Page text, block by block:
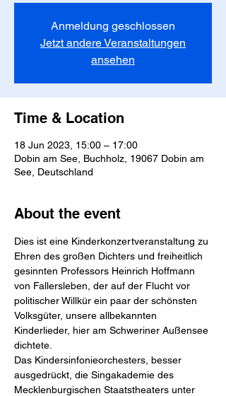
Anmeldung geschlossen
Jetzt andere Veranstaltungen
ansehen
Time & Location
18 Jun 2023, 15:00 – 17:00
Dobin am See, Buchholz, 19067 Dobin am
See, Deutschland
About the event
Dies ist eine Kinderkonzertveranstaltung zu
Ehren des großen Dichters und freiheitlich
gesinnten Professors Heinrich Hoffmann
von Fallersleben, der auf der Flucht vor
politischer Willkür ein paar der schönsten
Volksgüter, unsere allbekannten
Kinderlieder, hier am Schweriner Außensee
dichtete.
Das Kindersinfonieorchesters, besser
ausgedrückt, die Singakademie des
Mecklenburgischen Staatstheaters unter